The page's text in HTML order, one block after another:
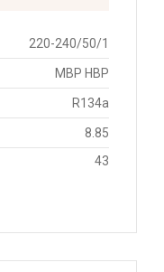
220-240/50/1
MBP HBP
R134a
8.85
43